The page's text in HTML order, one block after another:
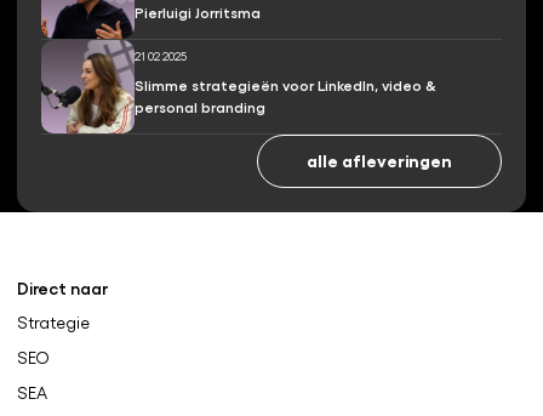
Pierluigi Jorritsma
21 02 2025
Slimme strategieën voor LinkedIn, video &
personal branding
alle afleveringen
Direct naar
Strategie
SEO
SEA